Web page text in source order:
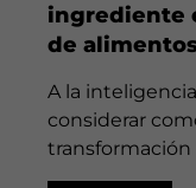
ingrediente
de
A la
considerar